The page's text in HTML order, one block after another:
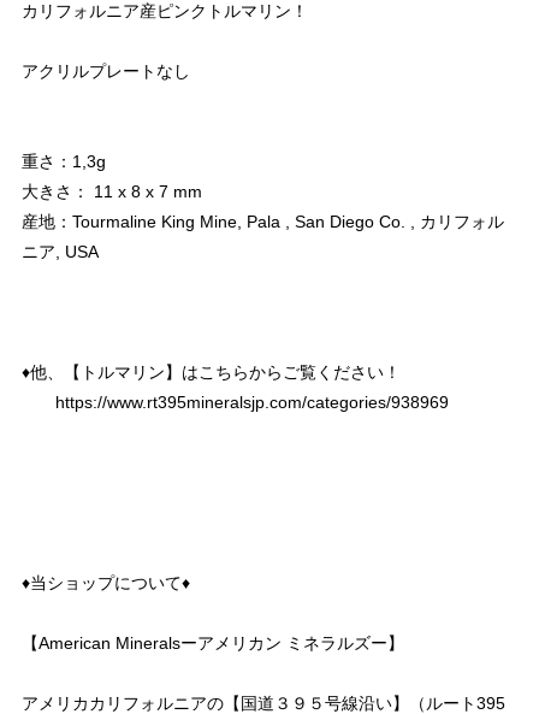
カリフォルニア産ピンクトルマリン！
アクリルプレートなし
重さ：1,3g
大きさ： 11 x 8 x 7 mm
産地：Tourmaline King Mine, Pala , San Diego Co. , カリフォル
ニア, USA
♦︎他、【トルマリン】はこちらからご覧ください！
https://www.rt395mineralsjp.com/categories/938969
♦︎当ショップについて♦︎
【American Mineralsーアメリカン ミネラルズー】
アメリカカリフォルニアの【国道３９５号線沿い】（ルート395